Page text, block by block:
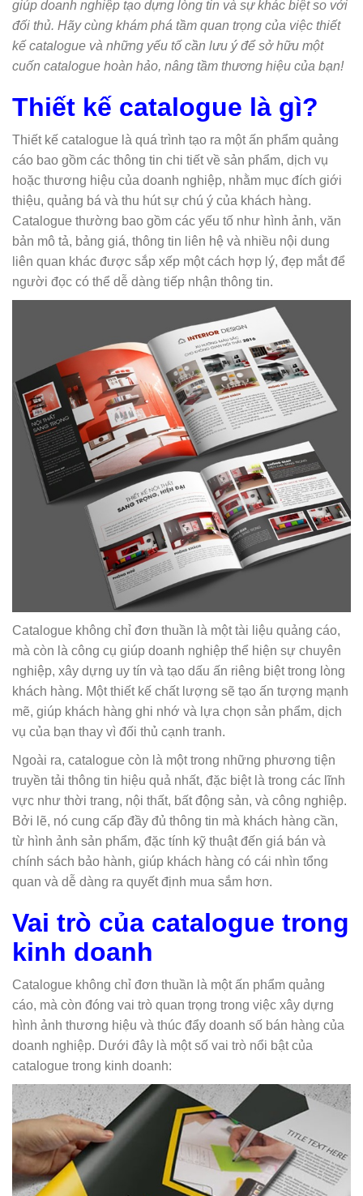
giúp doanh nghiệp tạo dựng lòng tin và sự khác biệt so với
đối thủ. Hãy cùng khám phá tầm quan trọng của việc thiết
kế catalogue và những yếu tố cần lưu ý để sở hữu một
cuốn catalogue hoàn hảo, nâng tầm thương hiệu của bạn!
Thiết kế catalogue là gì?
Thiết kế catalogue là quá trình tạo ra một ấn phẩm quảng
cáo bao gồm các thông tin chi tiết về sản phẩm, dịch vụ
hoặc thương hiệu của doanh nghiệp, nhằm mục đích giới
thiệu, quảng bá và thu hút sự chú ý của khách hàng.
Catalogue thường bao gồm các yếu tố như hình ảnh, văn
bản mô tả, bảng giá, thông tin liên hệ và nhiều nội dung
liên quan khác được sắp xếp một cách hợp lý, đẹp mắt để
người đọc có thể dễ dàng tiếp nhận thông tin.
Catalogue không chỉ đơn thuần là một tài liệu quảng cáo,
mà còn là công cụ giúp doanh nghiệp thể hiện sự chuyên
nghiệp, xây dựng uy tín và tạo dấu ấn riêng biệt trong lòng
khách hàng. Một thiết kế chất lượng sẽ tạo ấn tượng mạnh
mẽ, giúp khách hàng ghi nhớ và lựa chọn sản phẩm, dịch
vụ của bạn thay vì đối thủ cạnh tranh.
Ngoài ra, catalogue còn là một trong những phương tiện
truyền tải thông tin hiệu quả nhất, đặc biệt là trong các lĩnh
vực như thời trang, nội thất, bất động sản, và công nghiệp.
Bởi lẽ, nó cung cấp đầy đủ thông tin mà khách hàng cần,
từ hình ảnh sản phẩm, đặc tính kỹ thuật đến giá bán và
chính sách bảo hành, giúp khách hàng có cái nhìn tổng
quan và dễ dàng ra quyết định mua sắm hơn.
Vai trò của catalogue trong
kinh doanh
Catalogue không chỉ đơn thuần là một ấn phẩm quảng
cáo, mà còn đóng vai trò quan trọng trong việc xây dựng
hình ảnh thương hiệu và thúc đẩy doanh số bán hàng của
doanh nghiệp. Dưới đây là một số vai trò nổi bật của
catalogue trong kinh doanh: